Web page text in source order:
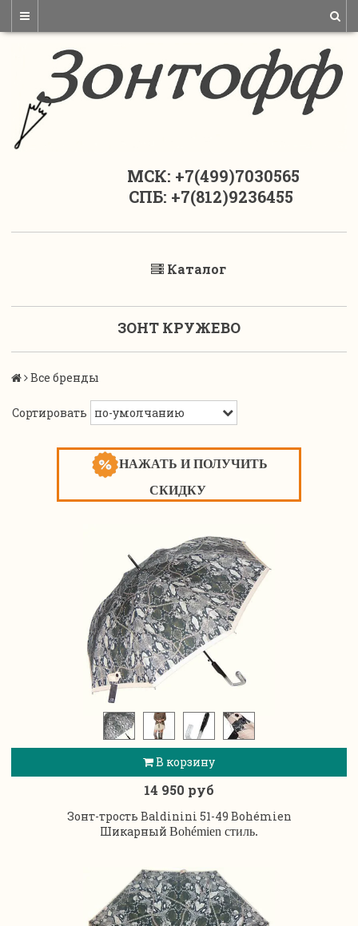
МСК: +7(499)7030565
СПБ: +7(812)9236455
Каталог
ЗОНТ КРУЖЕВО
Все бренды
Сортировать
НАЖАТЬ И ПОЛУЧИТЬ
СКИДКУ
В корзину
14 950 руб
Зонт-трость Baldinini 51-49 Bohémien
Шикарный Bohémien стиль.